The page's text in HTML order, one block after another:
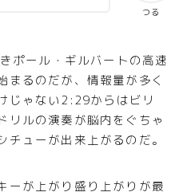
つる
ポール・ギルバートの高速
まるのだが、情報量が多く
じゃない2:29からはビリ
リルの演奏が脳内をぐちゃ
ューが出来上がるのだ。
ーが上がり盛り上がりが最